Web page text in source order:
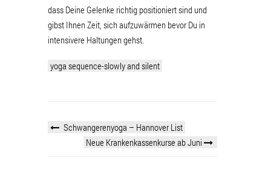
dass Deine Gelenke richtig positioniert sind und
gibst Ihnen Zeit, sich aufzuwärmen bevor Du in
intensivere Haltungen gehst.
yoga sequence-slowly and silent
Schwangerenyoga – Hannover List
Neue Krankenkassenkurse ab Juni